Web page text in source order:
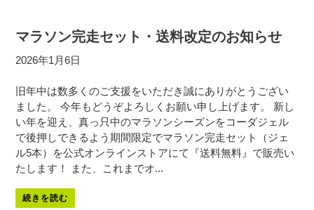
マラソン完走セット・送料改定のお知らせ
2026年1月6日
旧年中は数多くのご支援をいただき誠にありがとうござい
ました。 今年もどうぞよろしくお願い申し上げます。 新し
い年を迎え、真っ只中のマラソンシーズンをコーダジェル
で後押しできるよう期間限定でマラソン完走セット（ジェ
ル5本）を公式オンラインストアにて『送料無料』で販売い
たします！ また、これまでオ...
続きを読む